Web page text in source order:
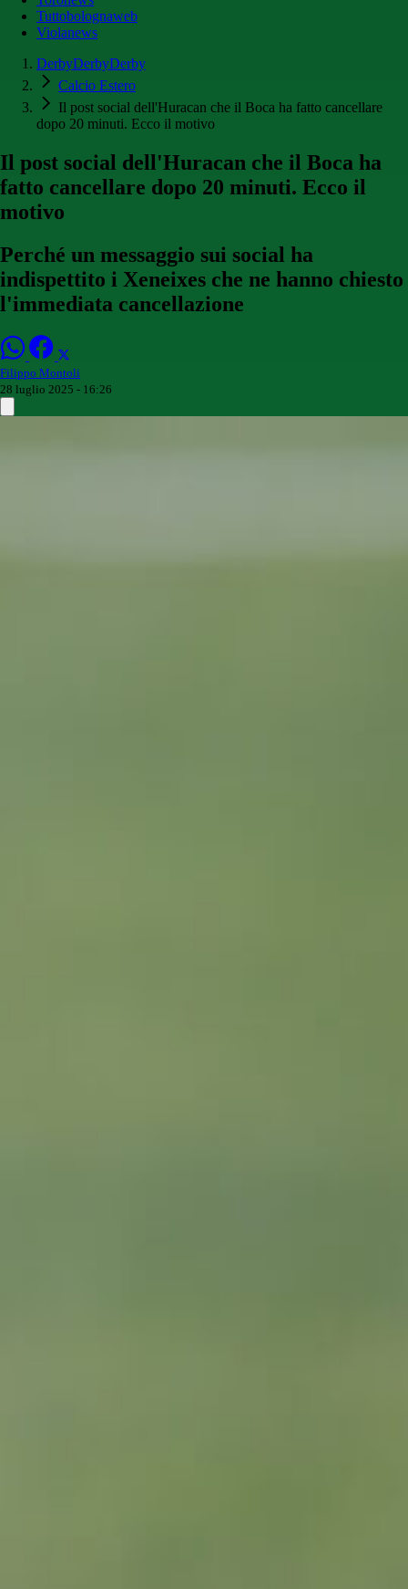
Tuttobolognaweb
Violanews
DerbyDerbyDerby
Calcio Estero
Il post social dell'Huracan che il Boca ha fatto cancellare
dopo 20 minuti. Ecco il motivo
Il post social dell'Huracan che il Boca ha
fatto cancellare dopo 20 minuti. Ecco il
motivo
Perché un messaggio sui social ha
indispettito i Xeneixes che ne hanno chiesto
l'immediata cancellazione
Filippo Montoli
28 luglio 2025 - 16:26